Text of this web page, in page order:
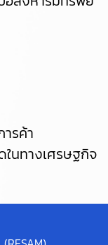
รค้า
ในทางเศรษฐกิจ